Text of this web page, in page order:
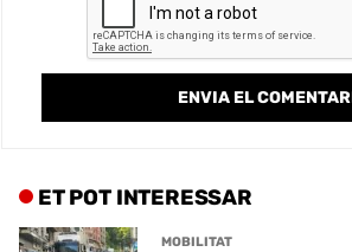
ET POT INTERESSAR
MOBILITAT